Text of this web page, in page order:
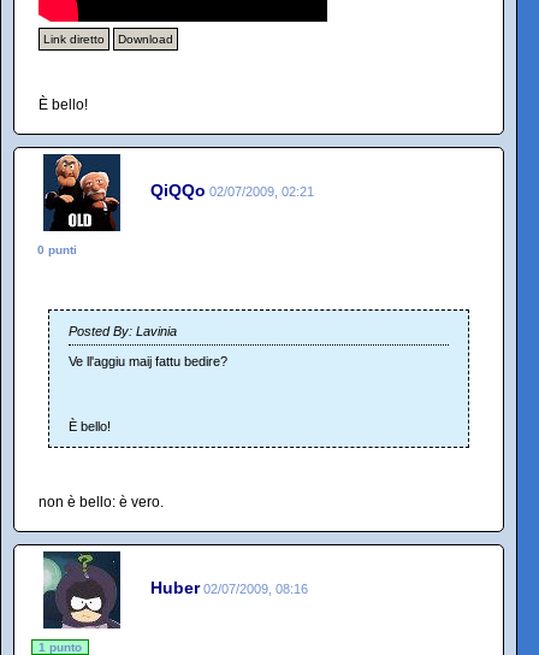
Link diretto Download
È bello!
QiQQo 02/07/2009, 02:21
0 punti
Posted By: Lavinia
Ve ll'aggiu maij fattu bedire?
È bello!
non è bello: è vero.
Huber 02/07/2009, 08:16
1 punto